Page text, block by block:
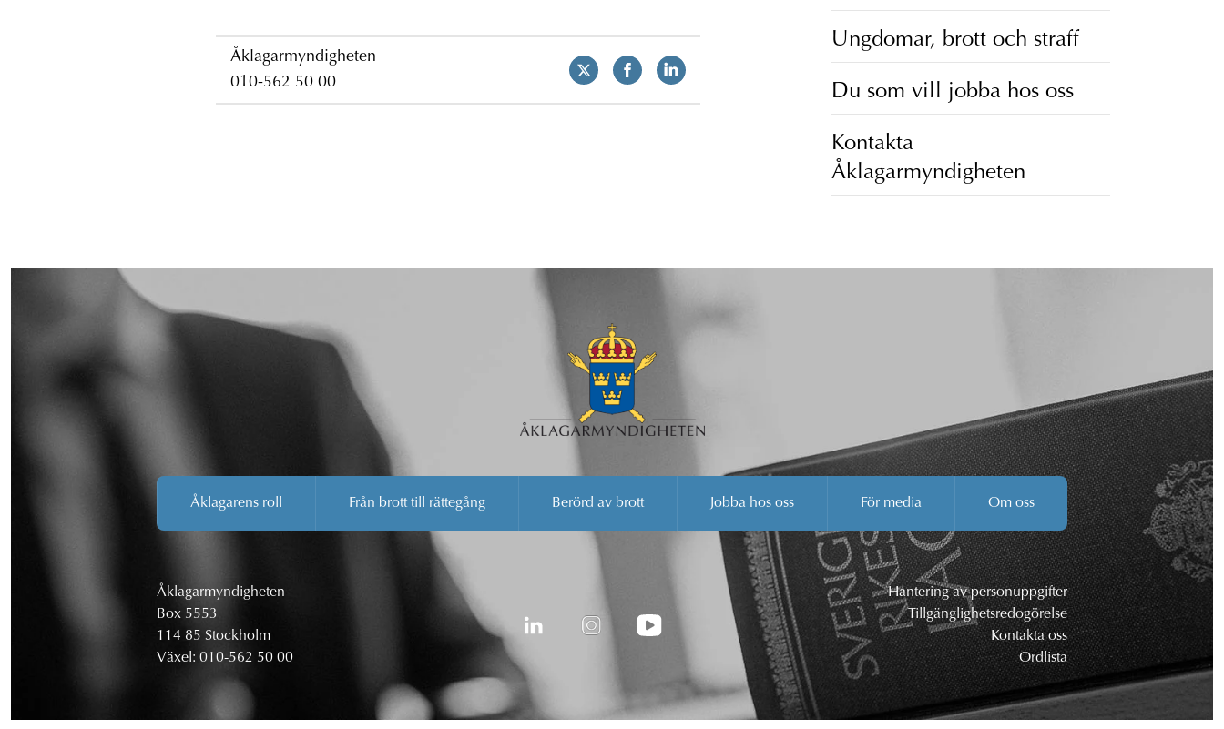
Åklagarmyndigheten
010-562 50 00
Ungdomar, brott och straff
Du som vill jobba hos oss
Kontakta
Åklagarmyndigheten
Åklagarens roll Från brott till rättegång Berörd av brott Jobba hos oss För media Om oss
Åklagarmyndigheten
Box 5553
114 85 Stockholm
Växel: 010-562 50 00
Hantering av personuppgifter
Tillgänglighetsredogörelse
Kontakta oss
Ordlista